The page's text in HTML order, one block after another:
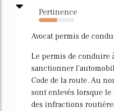
Pertinence
52%
Avocat permis de
Le permis de conduire
sanctionner
Code de la route. Au
sont enlevés lorsque
des infractions